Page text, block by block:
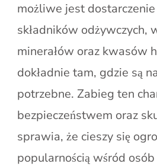
możliwe jest dostarczenie
składników odżywczych,
minerałów oraz kwasów
dokładnie tam, gdzie są
potrzebne. Zabieg ten
bezpieczeństwem oraz
sprawia, że cieszy się
popularnością wśród